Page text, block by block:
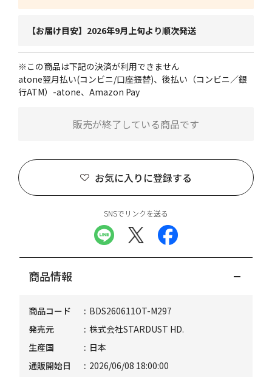
【お届け目安】2026年9月上旬より順次発送
※この商品は下記の決済が利用できません
atone翌月払い(コンビニ/口座振替)、後払い（コンビニ／銀
行ATM）-atone、Amazon Pay
お気に入りに登録する
販売が終了している商品です
SNSでリンクを送る
商品情報
商品コード
BDS260611OT-M297
発売元
株式会社STARDUST HD.
生産国
日本
通販開始日
2026/06/08 18:00:00